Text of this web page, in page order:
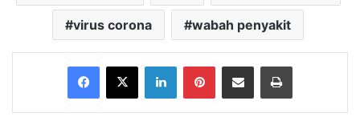
virus corona wabah penyakit
Facebook
X LinkedInPinterestShare via Email Print